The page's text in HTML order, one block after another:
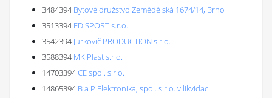
3484394 Bytové družstvo Zemědělská 1674/14, Brno
3513394 FD SPORT s.r.o.
3542394 Jurkovič PRODUCTION s.r.o.
3588394 MK Plast s.r.o.
14703394CE spol. s r.o.
14865394 B a P Elektronika, spol. s r.o. v likvidaci